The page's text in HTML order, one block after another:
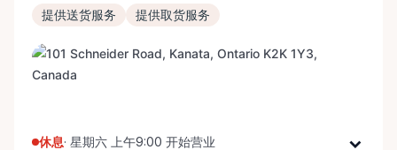
提供送货服务 提供取货服务
休息· 星期六 上午9:00 开始营业